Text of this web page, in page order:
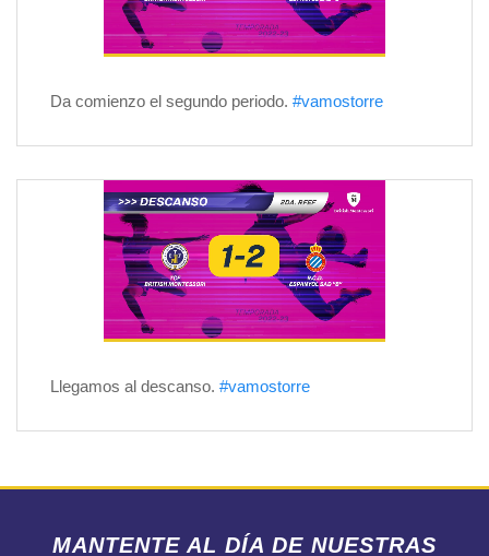
Da comienzo el segundo periodo. #vamostorre
Llegamos al descanso. #vamostorre
MANTENTE AL DÍA DE NUESTRAS